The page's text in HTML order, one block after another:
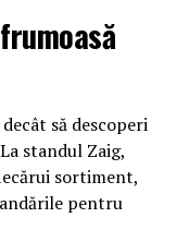
să descoperi
standul Zaig,
sortiment,
pentru